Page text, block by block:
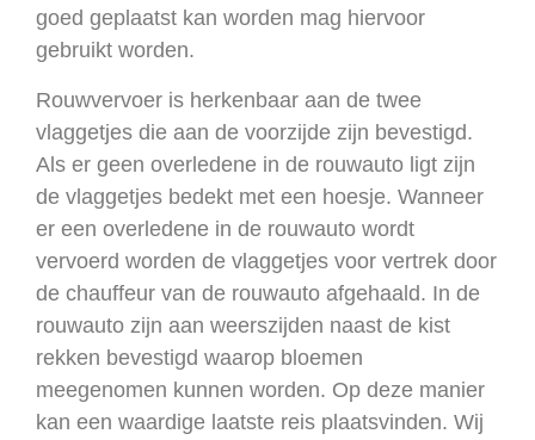
goed geplaatst kan worden mag hiervoor
gebruikt worden.
Rouwvervoer is herkenbaar aan de twee
vlaggetjes die aan de voorzijde zijn bevestigd.
Als er geen overledene in de rouwauto ligt zijn
de vlaggetjes bedekt met een hoesje. Wanneer
er een overledene in de rouwauto wordt
vervoerd worden de vlaggetjes voor vertrek door
de chauffeur van de rouwauto afgehaald. In de
rouwauto zijn aan weerszijden naast de kist
rekken bevestigd waarop bloemen
meegenomen kunnen worden. Op deze manier
kan een waardige laatste reis plaatsvinden. Wij